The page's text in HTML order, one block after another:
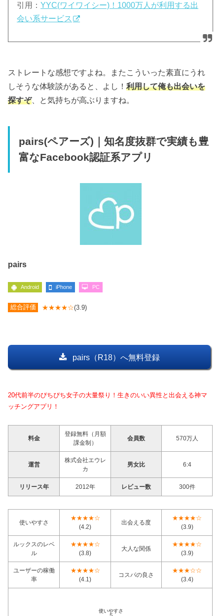
引用：YYC(ワイワイシー)！1000万人が利用する出
会い系サービス
ストレートな感想ですよね。またこういった素直にうれ
しそうな体験談があると、よし！利用して俺も出会いを
探すぞ、と気持ちが高ぶりますね。
pairs(ペアーズ)｜知名度抜群で実績も豊
富なFacebook認証系アプリ
pairs
Android iPhone PC
総合評価 ★★★★☆(3.9)
pairs（R18）へ無料登録
20代前半のぴちぴち女子の大量祭り！生きのいい異性と出会える神マ
ッチングアプリ！
料金
登録無料（月額
課金制）
会員数 570万人
運営
株式会社エウレ
カ
男女比 6:4
リリース年 2012年 レビュー数 300件
使いやすさ
★★★★☆
(4.2)
出会える度
★★★★☆
(3.9)
ルックスのレベ
ル
★★★★☆
(3.8)
大人な関係
★★★★☆
(3.9)
ユーザーの稼働
率
★★★★☆
(4.1)
コスパの良さ
★★★☆☆
(3.4)